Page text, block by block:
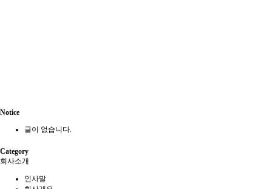
Notice
글이 없습니다.
Category
회사소개
인사말